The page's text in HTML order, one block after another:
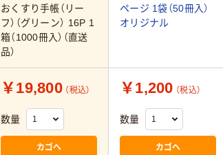
おくすり手帳（リー
フ）（グリーン） 16P 1
箱（1000冊入）（直送
品）
ページ 1袋（50冊入）
オリジナル
￥19,800 （税込）
数量
カゴへ
￥1,200 （税込）
数量
カゴへ